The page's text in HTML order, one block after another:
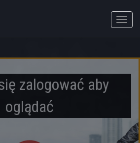
Toggle
zalogować aby
oglądać